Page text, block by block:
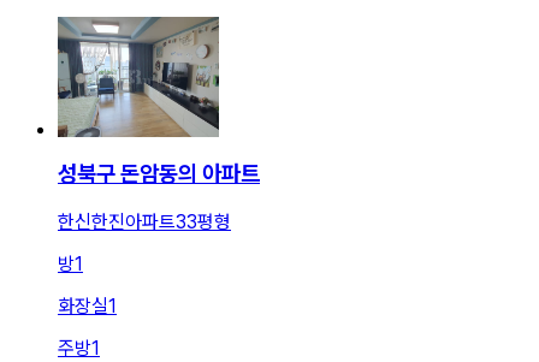
성북구 돈암동의 아파트
한신한진아파트33평형
방1
화장실1
주방1